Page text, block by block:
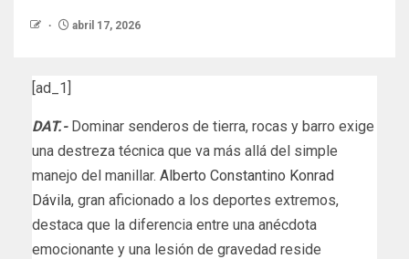
abril 17, 2026
[ad_1]
DAT.-Dominar senderos de tierra, rocas y barro exige
una destreza técnica que va más allá del simple
manejo del manillar. Alberto Constantino Konrad
Dávila, gran aficionado a los deportes extremos,
destaca que la diferencia entre una anécdota
emocionante y una lesión de gravedad reside